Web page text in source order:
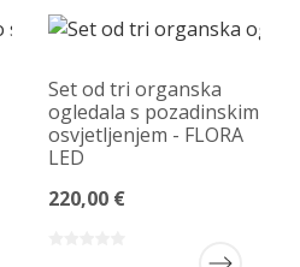
Set od tri organska
ogledala s pozadinskim
osvjetljenjem - FLORA
LED
220,00 €